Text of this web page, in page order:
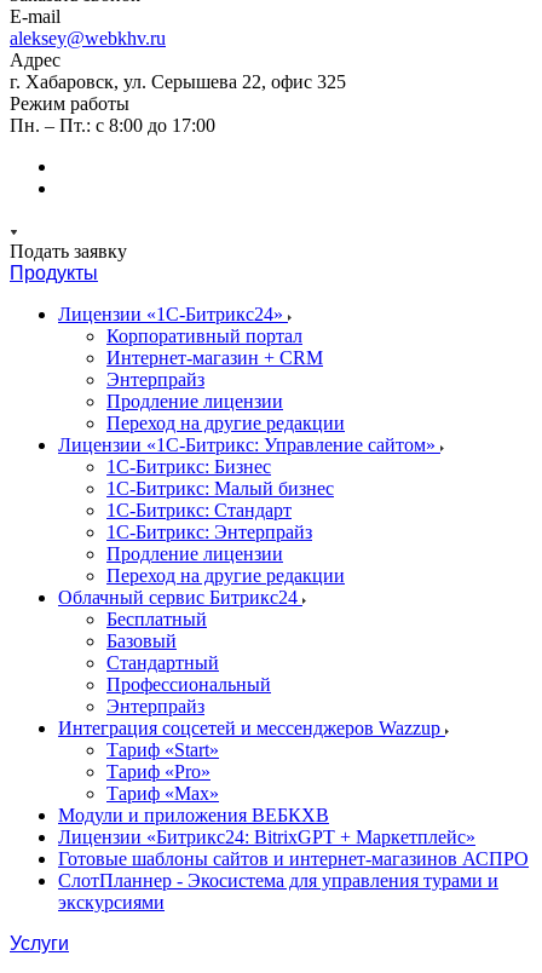
E-mail
aleksey@webkhv.ru
Адрес
г. Хабаровск, ул. Серышева 22, офис 325
Режим работы
Пн. – Пт.: с 8:00 до 17:00
Подать заявку
Продукты
Лицензии «1С-Битрикс24»
Корпоративный портал
Интернет-магазин + CRM
Энтерпрайз
Продление лицензии
Переход на другие редакции
Лицензии «1С-Битрикс: Управление сайтом»
1С-Битрикс: Бизнес
1С-Битрикс: Малый бизнес
1С-Битрикс: Стандарт
1С-Битрикс: Энтерпрайз
Продление лицензии
Переход на другие редакции
Облачный сервис Битрикс24
Бесплатный
Базовый
Стандартный
Профессиональный
Энтерпрайз
Интеграция соцсетей и мессенджеров Wazzup
Тариф «Start»
Тариф «Pro»
Тариф «Max»
Модули и приложения ВЕБКХВ
Лицензии «Битрикс24: BitrixGPT + Маркетплейс»
Готовые шаблоны сайтов и интернет-магазинов АСПРО
СлотПланнер - Экосистема для управления турами и
экскурсиями
Услуги